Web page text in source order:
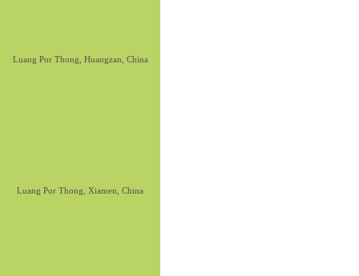
Luang Por Thong, Huangzan, China
Luang Por Thong, Xiamen, China